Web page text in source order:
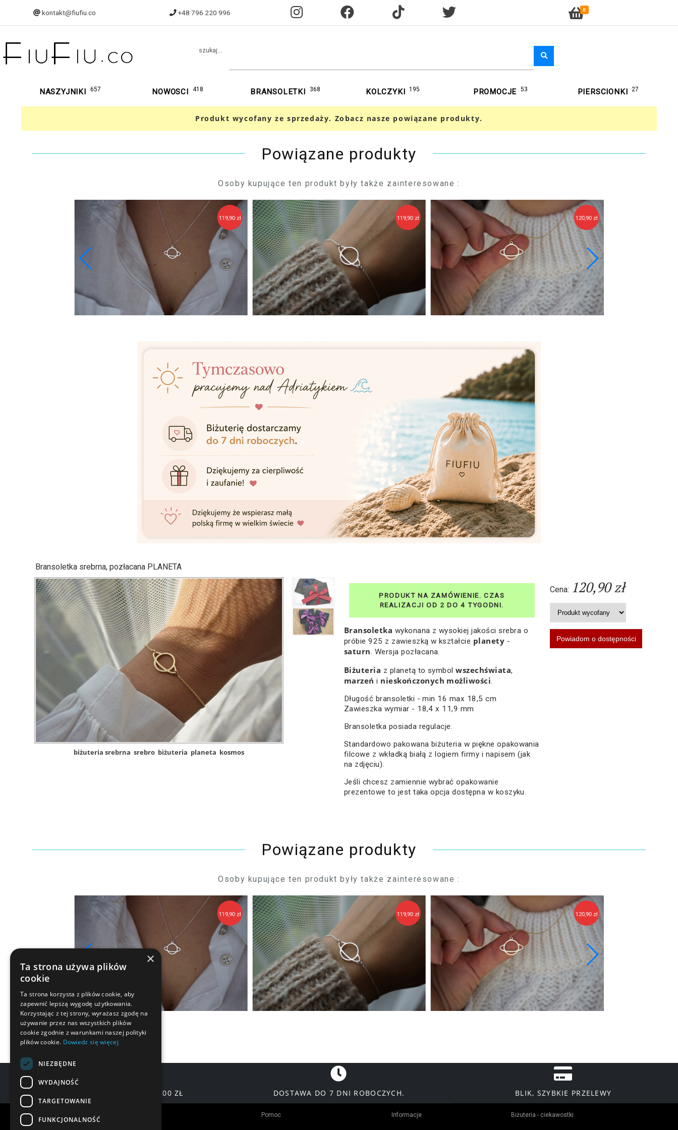
kontakt@fiufiu.co +48 796 220 996 0
szukaj...
NASZYJNIKI 657 NOWOSCI 418 BRANSOLETKI 368 KOLCZYKI 195 PROMOCJE 53 PIERSCIONKI 27
Produkt wycofany ze sprzedaży. Zobacz nasze powiązane produkty.
Powiązane produkty
Osoby kupujące ten produkt były także zainteresowane :
119,90 zł 120,90 zł 120,90 zł
Bransoletka srebrna, pozłacana PLANETA
biżuteria srebrna srebro biżuteria planeta kosmos
Bransoletka wykonana z wysokiej jakości srebra o
próbie 925 z zawieszką w kształcie planety -
saturn. Wersja pozłacana.
Biżuteria z planetą to symbolwszechświata,
marzeńi nieskończonych możliwości
Długość bransoletki - min 16 max 18,5 cm
Zawieszka wymiar - 18,4 x 11,9 mm
Bransoletka posiada regulacje.
Standardowo pakowana biżuteria w piękne opakowania
filcowe z wkładką białą z logiem firmy i napisem (jak
na zdjęciu).
Jeśli chcesz zamiennie wybrać opakowanie
prezentowe to jest taka opcja dostępna w koszyku.
Cena: 120,90 zł
Powiązane produkty
Osoby kupujące ten produkt były także zainteresowane :
119,90 zł
DARMOWA DOSTAWA OD 200,00 ZŁ DOSTAWA DO 7 DNI ROBOCZYCH. BLIK, SZYBKIE PRZELEWY
Pomoc Informacje Biżuteria - ciekawostki
×
Ta strona używa plików
cookie
Ta strona korzysta z plików cookie, aby
zapewnić lepszą wygodę użytkowania.
Korzystając z tej strony, wyrażasz zgodę na
używanie przez nas wszystkich plików
cookie zgodnie z warunkami naszej polityki
plików cookie. Dowiedz się więcej
NIEZBĘDNE
WYDAJNOŚĆ
TARGETOWANIE
FUNKCJONALNOŚĆ